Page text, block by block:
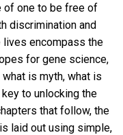
of one to be free of
discrimination and
lives encompass the
for gene science,
is myth, what is
to unlocking the
that follow, the
laid out using simple,